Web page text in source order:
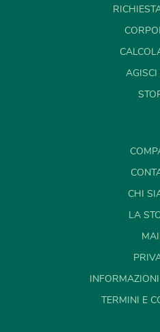
CHI
LA
TERMINI E